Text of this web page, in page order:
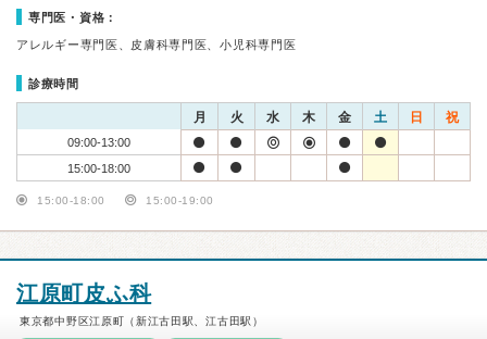
専門医・資格：
アレルギー専門医、皮膚科専門医、小児科専門医
診療時間
月 火 水 木 金 土 日 祝
09:00-13:00
15:00-18:00
15:00-18:00 15:00-19:00
江原町皮ふ科
東京都中野区江原町（新江古田駅、江古田駅）